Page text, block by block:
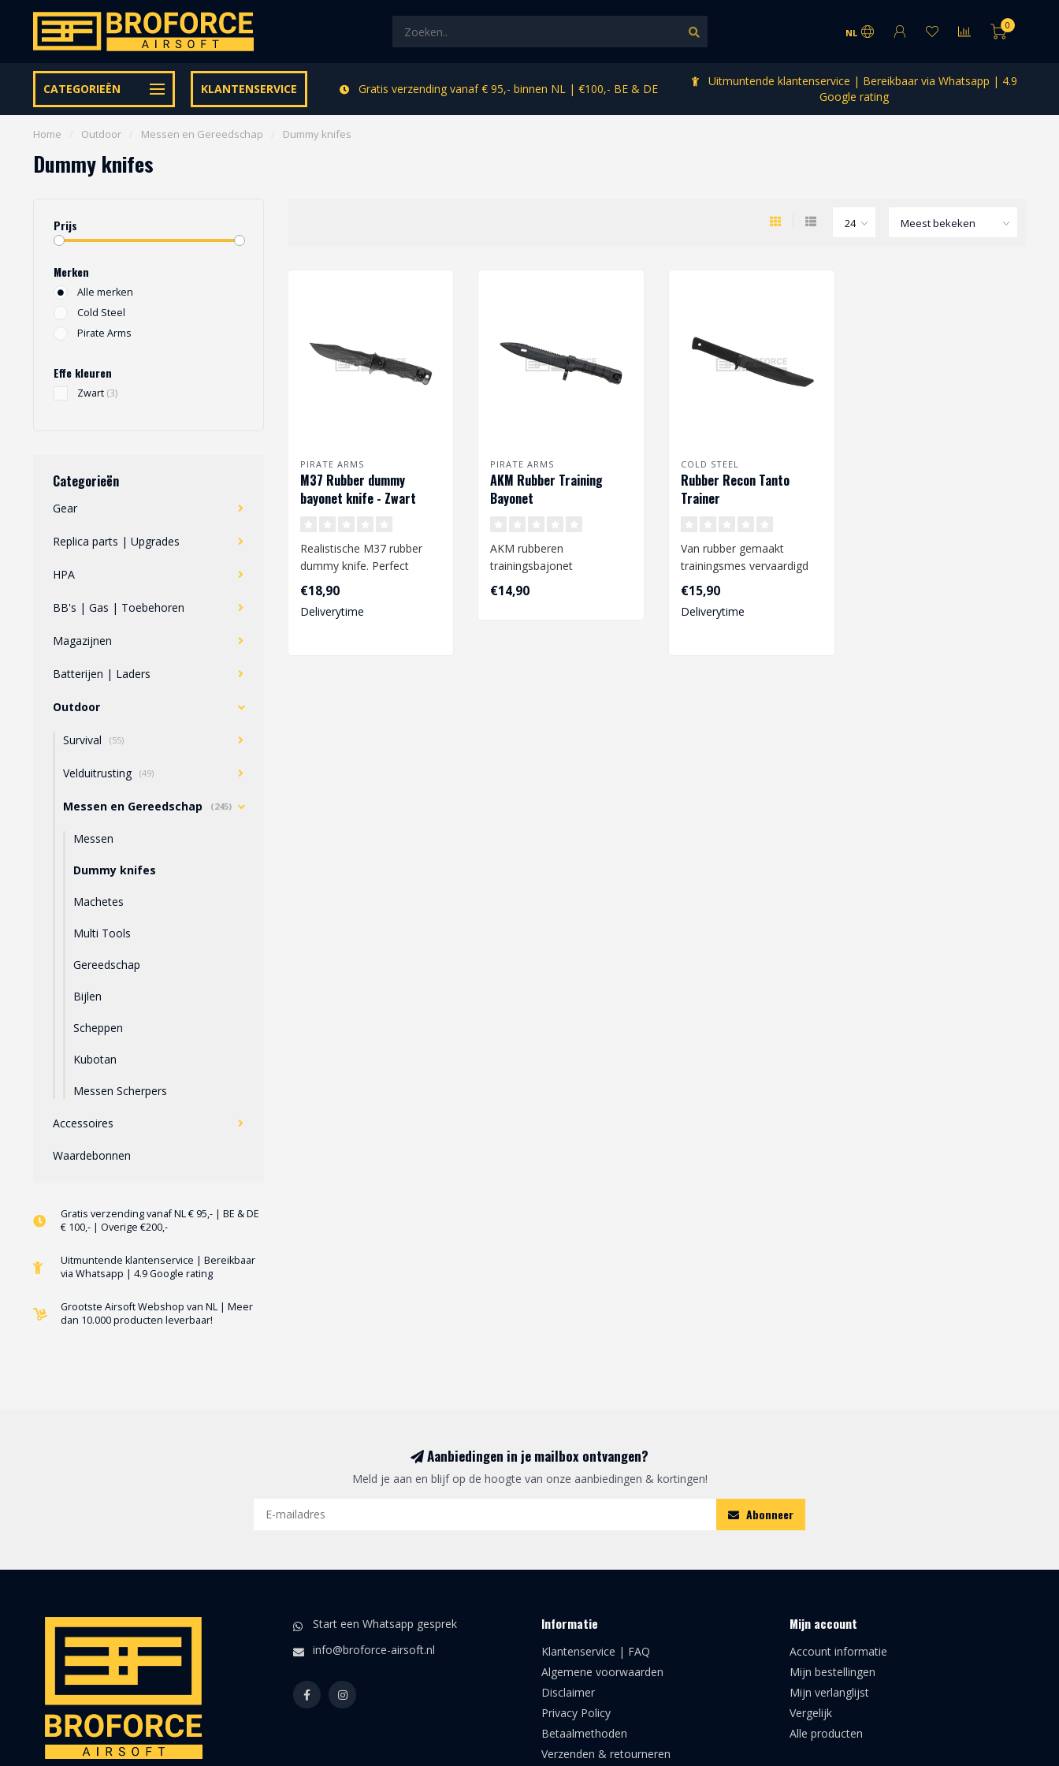
NL
0
CATEGORIEËN KLANTENSERVICE
Let op onze speciale Facebook/Instagram aanbiedingen Gratis verzending vanaf € 95,- binnen NL | €100,- BE & DE
Uitmuntende klantenservice | Bereikbaar via Whatsapp | 4.9
Google rating
Home Outdoor Messen en Gereedschap Dummy knifes
Dummy knifes
Prijs
Merken
Alle merken
Cold Steel
Pirate Arms
Effe kleuren
Zwart (3)
Categorieën
Gear
Replica parts | Upgrades
HPA
BB's | Gas | Toebehoren
Magazijnen
Batterijen | Laders
Outdoor
Survival (55)
Velduitrusting (49)
Messen en Gereedschap (245)
Messen
Dummy knifes
Machetes
Multi Tools
Gereedschap
Bijlen
Scheppen
Kubotan
Messen Scherpers
Accessoires
Waardebonnen
Gratis verzending vanaf NL € 95,- | BE & DE
€ 100,- | Overige €200,-
Uitmuntende klantenservice | Bereikbaar
via Whatsapp | 4.9 Google rating
Grootste Airsoft Webshop van NL | Meer
dan 10.000 producten leverbaar!
PIRATE ARMS
M37 Rubber dummy
bayonet knife - Zwart
Realistische M37 rubber
dummy knife. Perfect
formaat om mee te nemen
tijdens een..
€18,90
Deliverytime
PIRATE ARMS
AKM Rubber Training
Bayonet
AKM rubberen
trainingsbajonet
Bladlengte: 150 mm
€14,90
COLD STEEL
Rubber Recon Tanto
Trainer
Van rubber gemaakt
trainingsmes vervaardigd
door Cold Steel. Het is een
ideale k..
€15,90
Deliverytime
Aanbiedingen in je mailbox ontvangen?
Meld je aan en blijf op de hoogte van onze aanbiedingen & kortingen!
Abonneer
Start een Whatsapp gesprek
info@broforce-airsoft.nl
Informatie
Klantenservice | FAQ
Algemene voorwaarden
Disclaimer
Privacy Policy
Betaalmethoden
Verzenden & retourneren
Mijn account
Account informatie
Mijn bestellingen
Mijn verlanglijst
Vergelijk
Alle producten